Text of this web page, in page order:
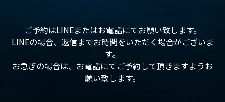
ご予約はLINEまたはお電話にてお願い致します。
LINEの場合、返信までお時間をいただく場合がございま
す。
お急ぎの場合は、お電話にてご予約して頂きますようお
願い致します。